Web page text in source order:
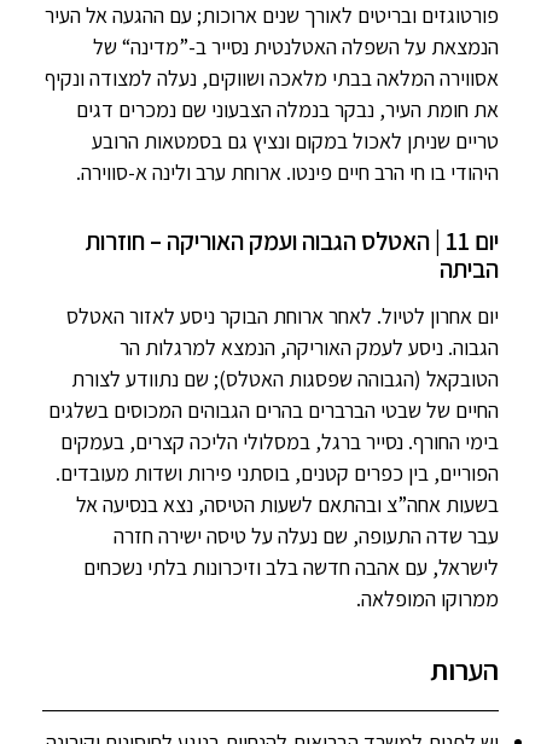
פורטוגזים ובריטים לאורך שנים ארוכות; עם ההגעה אל העיר
הנמצאת על השפלה האטלנטית נסייר ב-”מדינה“ של
אסווירה המלאה בבתי מלאכה ושווקים, נעלה למצודה ונקיף
את חומת העיר, נבקר בנמלה הצבעוני שם נמכרים דגים
טריים שניתן לאכול במקום ונציץ גם בסמטאות הרובע
היהודי בו חי הרב חיים פינטו. ארוחת ערב ולינה א-סווירה.
יום 11 | האטלס הגבוה ועמק האוריקה – חוזרות
הביתה
יום אחרון לטיול. לאחר ארוחת הבוקר ניסע לאזור האטלס
הגבוה. ניסע לעמק האוריקה, הנמצא למרגלות הר
הטובקאל (הגבוהה שפסגות האטלס); שם נתוודע לצורת
החיים של שבטי הברברים בהרים הגבוהים המכוסים בשלגים
בימי החורף. נסייר ברגל, במסלולי הליכה קצרים, בעמקים
הפוריים, בין כפרים קטנים, בוסתני פירות ושדות מעובדים.
בשעות אחה”צ ובהתאם לשעות הטיסה, נצא בנסיעה אל
עבר שדה התעופה, שם נעלה על טיסה ישירה חזרה
לישראל, עם אהבה חדשה בלב וזיכרונות בלתי נשכחים
ממרוקו המופלאה.
הערות